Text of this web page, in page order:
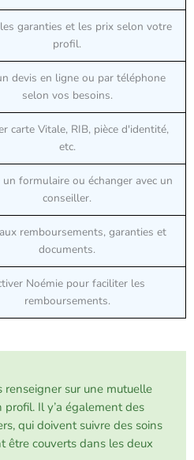
garanties et les prix selon votre
profil.
devis en ligne ou par téléphone
selon vos besoins.
carte Vitale, RIB, pièce d'identité,
etc.
un formulaire ou échanger avec un
conseiller.
remboursements, garanties et
documents.
Noémie pour faciliter les
remboursements.
renseigner sur une mutuelle
profil. Il y’a également des
qui doivent suivre des soins
être couverts dans les deux